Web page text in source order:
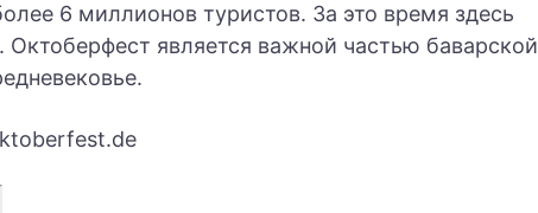
6 миллионов туристов. За это время здесь
является важной частью баварской